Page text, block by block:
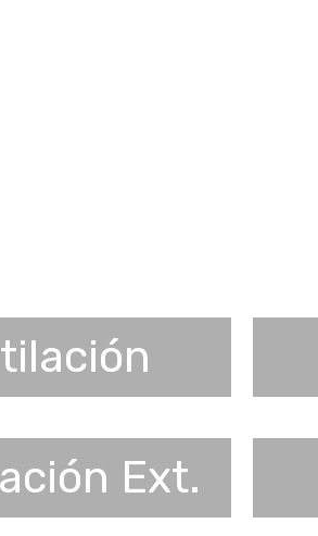
Ext.